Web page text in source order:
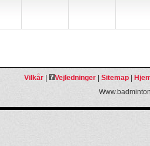
Vilkår| Vejledninger| Sitemap|